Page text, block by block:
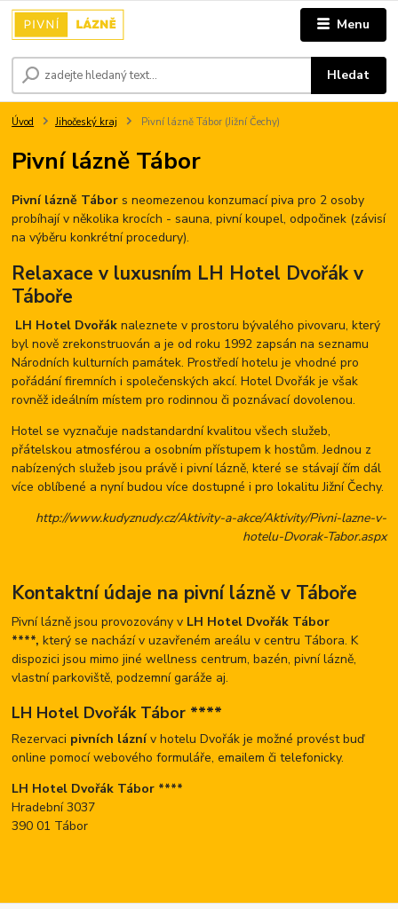
Menu
Hledat
Úvod Jihočeský kraj Pivní lázně Tábor (Jižní Čechy)
Pivní lázně Tábor
Pivní lázně Tábor s neomezenou konzumací piva pro 2 osoby
probíhají v několika krocích - sauna, pivní koupel, odpočinek (závisí
na výběru konkrétní procedury).
Relaxace v luxusním LH Hotel Dvořák v
Táboře
LH Hotel Dvořák naleznete v prostoru bývalého pivovaru, který
byl nově zrekonstruován a je od roku 1992 zapsán na seznamu
Národních kulturních památek. Prostředí hotelu je vhodné pro
pořádání firemních i společenských akcí. Hotel Dvořák je však
rovněž ideálním místem pro rodinnou či poznávací dovolenou.
Hotel se vyznačuje nadstandardní kvalitou všech služeb,
přátelskou atmosférou a osobním přístupem k hostům. Jednou z
nabízených služeb jsou právě i pivní lázně, které se stávají čím dál
více oblíbené a nyní budou více dostupné i pro lokalitu Jižní Čechy.
http://www.kudyznudy.cz/Aktivity-a-akce/Aktivity/Pivni-lazne-v-
hotelu-Dvorak-Tabor.aspx
Kontaktní údaje na pivní lázně v Táboře
Pivní lázně jsou provozovány v LH Hotel Dvořák Tábor
****, který se nachází v uzavřeném areálu v centru Tábora. K
dispozici jsou mimo jiné wellness centrum, bazén, pivní lázně,
vlastní parkoviště, podzemní garáže aj.
LH Hotel Dvořák Tábor ****
Rezervaci pivních láznív hotelu Dvořák je možné provést buď
online pomocí webového formuláře, emailem či telefonicky.
LH Hotel Dvořák Tábor ****
Hradební 3037
390 01 Tábor